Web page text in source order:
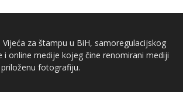
Vijeća za štampu u BiH, samoregulacijskog
i online medije kojeg čine renomirani mediji
fotografiju.